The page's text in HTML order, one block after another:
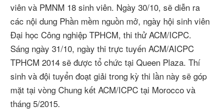
viên và PMNM 18 sinh viên. Ngày 30/10, sẽ diễn ra
các nội dung Phần mềm nguồn mở, ngày hội sinh viên
Đại học Công nghiệp TPHCM, thi thử ACM/ICPC.
Sáng ngày 31/10, ngày thi trực tuyến ACM/AICPC
TPHCM 2014 sẽ được tổ chức tại Queen Plaza. Thí
sinh và đội tuyển đoạt giải trong kỳ thi lần này sẽ góp
mặt tại vòng Chung kết ACM/ICPC tại Morocco và
tháng 5/2015.